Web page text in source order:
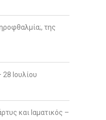
της
Ιουλίου
και Ιαματικός –